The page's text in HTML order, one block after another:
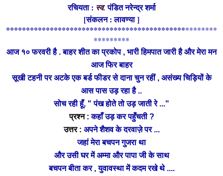
रचियता : स्व.पंडित नरेन्द्र शर्मा
[संकलन : लावण्या ]
*****************************************************
*********
आज १० फरवरी है . बाहर शीत का प्रकोप , भारी हिमपात जारी है और मेरा मन
आज फिर बाहर
सूखी टहनी पर अटके एक बर्ड फीडर से दाना चुन रहीं , असंख्यचिड़ियोंके
आसपास उड़ रहा है ..
सोच रही हूँ, " पंख होते तो उड़ जाती रे ..."
प्रश्न :कहाँ उड़ कर पहुँचती ?
उत्तर : अपने शैशव के दरवाज़े पर ...
जहां मेरा बचपन गुजरा था
और उसी घर में अम्मा और पापा जी के साथ
बचपन बीता कर , युवावस्था में कदम रखे थे ....